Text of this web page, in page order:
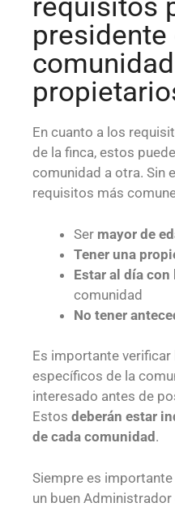
requisitos
presidente
En cuanto a los
de la finca, estos
comunidad a otra. Sin
requisitos más
Ser mayor de
Tener una
Estar al día con
comunidad
No tener
Es importante
específicos de la
interesado antes de
Estos deberán estar
de cada comunidad .
Siempre es
un buen